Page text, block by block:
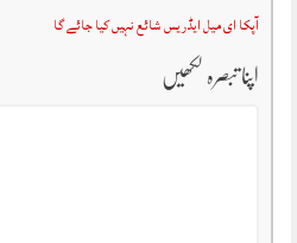
آپکا ای میل ایڈریس شائع نہیں کیا جائے گا
اپنا تبصرہ لکھیں